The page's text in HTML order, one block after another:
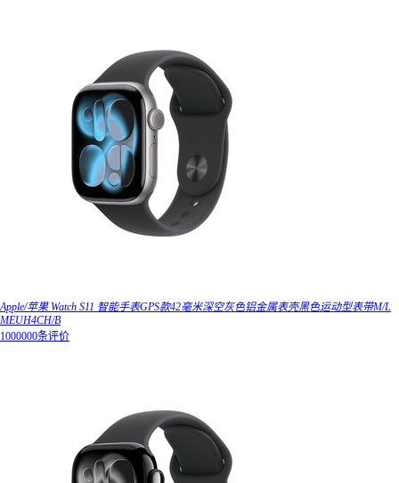
Apple/苹果 Watch S11 智能手表GPS款42毫米深空灰色铝金属表壳黑色运动型表带M/L
MEUH4CH/B
1000000条评价